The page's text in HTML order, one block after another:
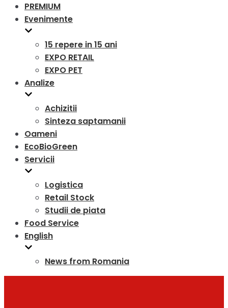
PREMIUM
Evenimente
15 repere in 15 ani
EXPO RETAIL
EXPO PET
Analize
Achizitii
Sinteza saptamanii
Oameni
EcoBioGreen
Servicii
Logistica
Retail Stock
Studii de piata
Food Service
English
News from Romania